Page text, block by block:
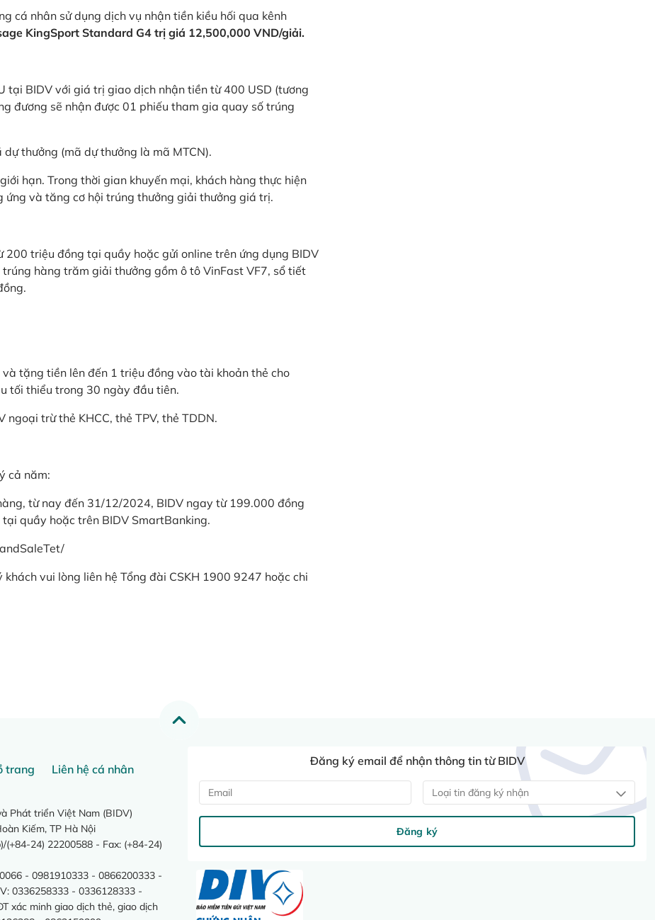
cá nhân sử dụng dịch vụ nhận tiền kiều hối qua kênh
KingSport Standard G4 trị giá 12,500,000 VND/giải.
tại BIDV với giá trị giao dịch nhận tiền từ 400 USD (tương
đương sẽ nhận được 01 phiếu tham gia quay số trúng
thưởng (mã dự thưởng là mã MTCN).
hạn. Trong thời gian khuyến mại, khách hàng thực hiện
ứng và tăng cơ hội trúng thưởng giải thưởng giá trị.
triệu đồng tại quầy hoặc gửi online trên ứng dụng BIDV
hàng trăm giải thưởng gồm ô tô VinFast VF7, sổ tiết
tặng tiền lên đến 1 triệu đồng vào tài khoản thẻ cho
tối thiểu trong 30 ngày đầu tiên.
trừ thẻ KHCC, thẻ TPV, thẻ TDDN.
cả năm:
từ nay đến 31/12/2024, BIDV ngay từ 199.000 đồng
quầy hoặc trên BIDV SmartBanking.
vui lòng liên hệ Tổng đài CSKH 1900 9247 hoặc chi
trang
Liên hệ cá nhân
Phát triển Việt Nam (BIDV)
Kiếm, TP Hà Nội
(+84-24) 22200588 - Fax: (+84-24)
- 0981910333 - 0866200333 -
0336258333 - 0336128333 -
xác minh giao dịch thẻ, giao dịch
Đăng ký email để nhận thông tin từ BIDV
Loại tin đăng ký nhận
Đăng ký